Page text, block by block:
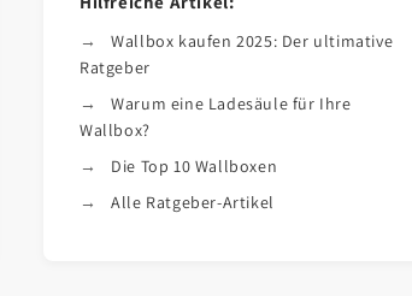
Wallbox kaufen 2025: Der ultimative
Ratgeber
Warum eine Ladesäule für Ihre
Wallbox?
Die Top 10 Wallboxen
Alle Ratgeber-Artikel